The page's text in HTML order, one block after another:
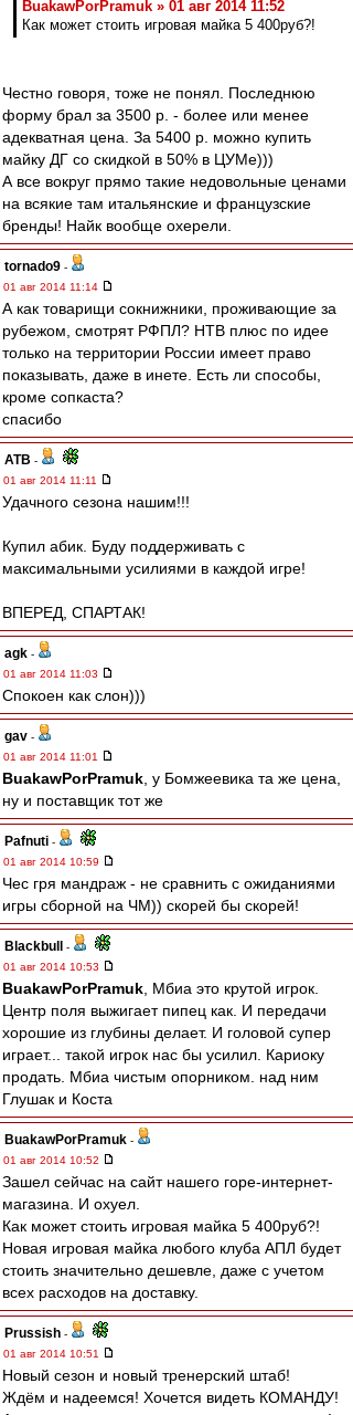
BuakawPorPramuk » 01 авг 2014 11:52
Как может стоить игровая майка 5 400руб?!
Честно говоря, тоже не понял. Последнюю
форму брал за 3500 р. - более или менее
адекватная цена. За 5400 р. можно купить
майку ДГ со скидкой в 50% в ЦУМе)))
А все вокруг прямо такие недовольные ценами
на всякие там итальянские и французские
бренды! Найк вообще охерели.
tornado9 -
01 авг 2014 11:14
А как товарищи сокнижники, проживающие за
рубежом, смотрят РФПЛ? НТВ плюс по идее
только на территории России имеет право
показывать, даже в инете. Есть ли способы,
кроме сопкаста?
спасибо
ATB -
01 авг 2014 11:11
Удачного сезона нашим!!!
Купил абик. Буду поддерживать с
максимальными усилиями в каждой игре!
ВПЕРЕД, СПАРТАК!
agk -
01 авг 2014 11:03
Спокоен как слон)))
gav -
01 авг 2014 11:01
BuakawPorPramuk , у Бомжеевика та же цена,
ну и поставщик тот же
Pafnuti -
01 авг 2014 10:59
Чес гря мандраж - не сравнить с ожиданиями
игры сборной на ЧМ)) скорей бы скорей!
Blackbull
-
01 авг 2014 10:53
BuakawPorPramuk , Мбиа это крутой игрок.
Центр поля выжигает пипец как. И передачи
хорошие из глубины делает. И головой супер
играет... такой игрок нас бы усилил. Кариоку
продать. Мбиа чистым опорником. над ним
Глушак и Коста
BuakawPorPramuk -
01 авг 2014 10:52
Зашел сейчас на сайт нашего горе-интернет-
магазина. И охуел.
Как может стоить игровая майка 5 400руб?!
Новая игровая майка любого клуба АПЛ будет
стоить значительно дешевле, даже с учетом
всех расходов на доставку.
Prussish -
01 авг 2014 10:51
Новый сезон и новый тренерский штаб!
Ждём и надеемся! Хочется видеть КОМАНДУ!